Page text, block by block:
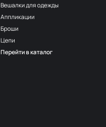
Вешалки для одежды
Аппликации
Броши
Цепи
Перейти в каталог